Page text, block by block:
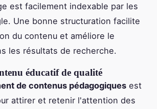
est facilement indexable par les
Une bonne structuration facilite
du contenu et améliore le
les résultats de recherche.
éducatif de qualité
de contenus pédagogiques est
attirer et retenir l'attention des